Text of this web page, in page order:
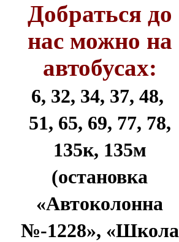
Добраться до
нас можно на
автобусах:
6, 32, 34, 37, 48,
51, 65, 69, 77, 78,
135к, 135м
(остановка
«Автоколонна
№-1228», «Школа